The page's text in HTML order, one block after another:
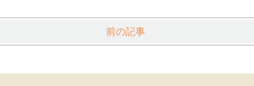
前の記事